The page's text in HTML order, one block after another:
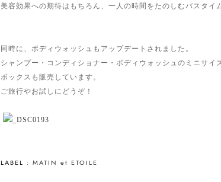
美容効果への期待はもちろん、一人の時間をたのしむバスタイ
同時に、ボディウォッシュもアップデートされました。
シャンプー・コンディショナー・ボディウォッシュのミニサイ
ボックスも販売しています。
ご旅行やお試しにどうぞ！
LABEL : MATIN et ETOILE